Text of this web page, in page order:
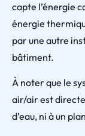
capte l’énergie
énergie
par une autre
bâtiment.
À noter que le
air/air est
d’eau, ni à un